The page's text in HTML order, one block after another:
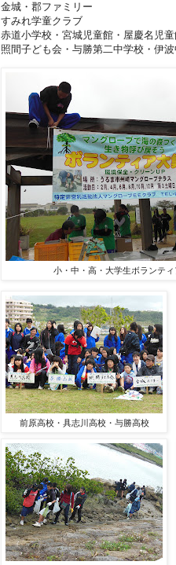
小・中・高・大学生ボランテ
金城・郡ファミリー
すみれ学童クラブ
赤道小学校・宮城児童館・屋慶名児
照間子ども会・与勝第二中学校・伊
前原高校・具志川高校・与勝高校